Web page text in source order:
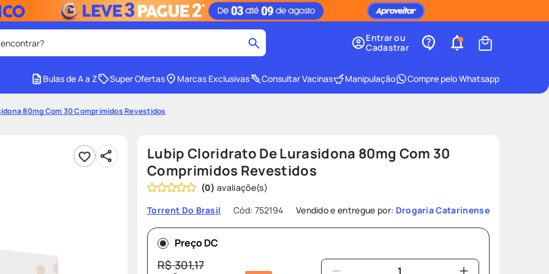
4º tadalafila
8º desodorante
teste gravidez
Entrar ou
Cadastrar
Bulas de A a Z Super Ofertas Marcas Exclusivas Consultar Vacinas Manipulação Compre pelo Whatsapp
80mg Com 30 Comprimidos Revestidos
Lubip Cloridrato De Lurasidona 80mg Com 30
Comprimidos Revestidos
(0)
Torrent Do Brasil
Cód: 752194 Vendido e entregue por: Drogaria Catarinense
Preço DC
R$301,17